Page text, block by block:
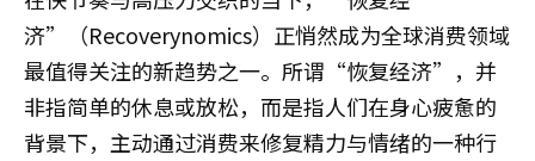
济”（Recoverynomics）正悄然成为全球消费领域
最值得关注的新趋势之一。所谓“恢复经济”，并
非指简单的休息或放松，而是指人们在身心疲惫的
背景下，主动通过消费来修复精力与情绪的一种行